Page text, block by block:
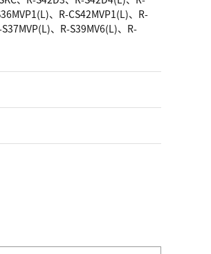
、R-CS42MVP1(L)、R-
、R-S39MV6(L)、R-